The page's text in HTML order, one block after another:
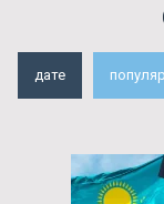
дате